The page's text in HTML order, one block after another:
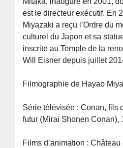
est le directeur exécutif. En
Miyazaki a reçu l’Ordre du
culturel du Japon et sa
inscrite au Temple de la
Will Eisner depuis juillet
Filmographie de Hayao
Série télévisée : Conan, fils
futur (Mirai Shonen Conan),
Films d’animation : Château